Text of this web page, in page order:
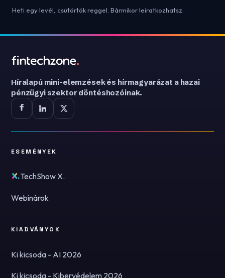
Heti egy levél, csütörtök reggel. Bármikor leiratkozhatsz.
Híralapú mini-elemzések és hírmagyarázat a hazai
pénzügyi szektor döntéshozóinak.
ESEMÉNYEK
TechShow X.
Webinárok
KIADVÁNYOK
Ki kicsoda - AI 2026
Ki kicsoda - Kibervédelem 2026